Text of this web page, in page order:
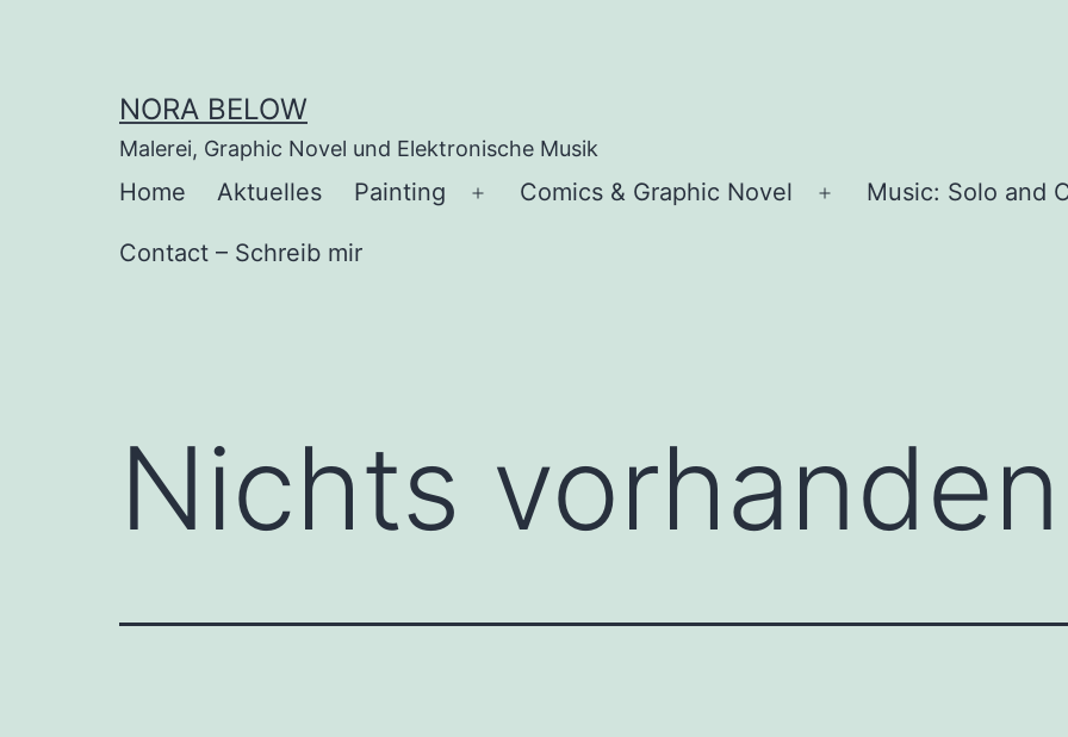
NORA BELOW
Malerei, Graphic Novel und Elektronische Musik
Home Aktuelles Painting
Menü
Comics & Graphic Novel
Menü
Music: Solo and
Contact – Schreib mir
Nichts vorhanden